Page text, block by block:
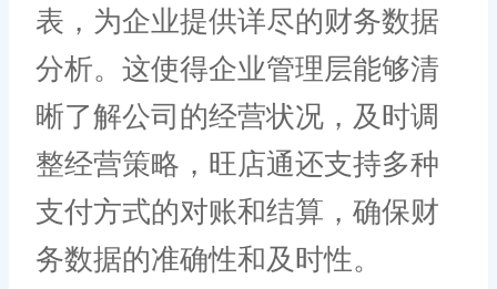
表，为企业提供详尽的财务数据
分析。这使得企业管理层能够清
晰了解公司的经营状况，及时调
整经营策略，旺店通还支持多种
支付方式的对账和结算，确保财
务数据的准确性和及时性。